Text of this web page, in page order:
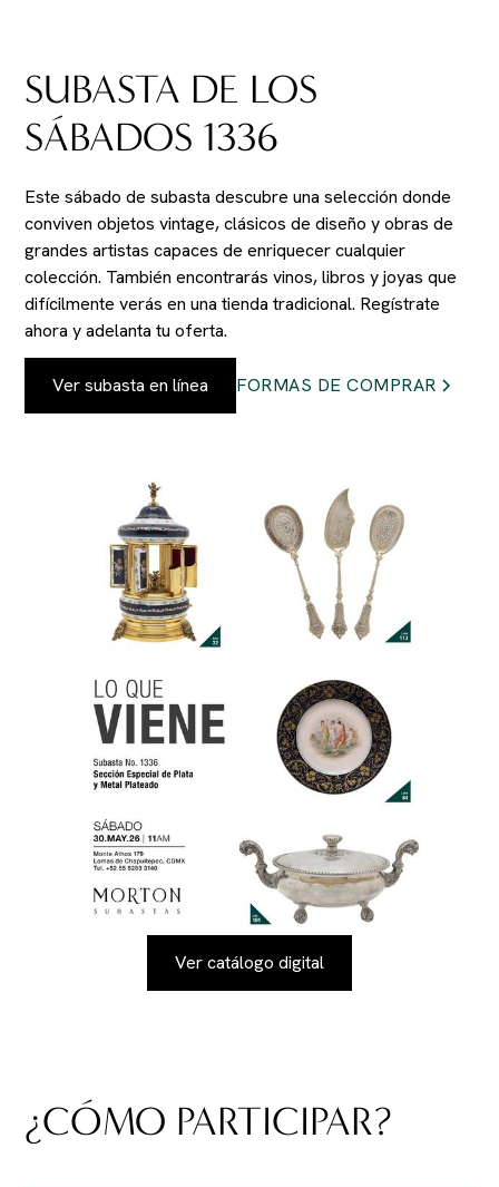
SUBASTA DE LOS
SÁBADOS 1336
Este sábado de subasta descubre una selección donde
conviven objetos vintage, clásicos de diseño y obras de
grandes artistas capaces de enriquecer cualquier
colección. También encontrarás vinos, libros y joyas que
difícilmente verás en una tienda tradicional. Regístrate
ahora y adelanta tu oferta.
Ver subasta en línea FORMAS DE COMPRAR
Ver catálogo digital
¿CÓMO PARTICIPAR?